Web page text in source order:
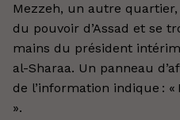
Mezzeh, un autre
du pouvoir d’Assad et se
mains du président
al-Sharaa. Un panneau
de l’information indique :
».